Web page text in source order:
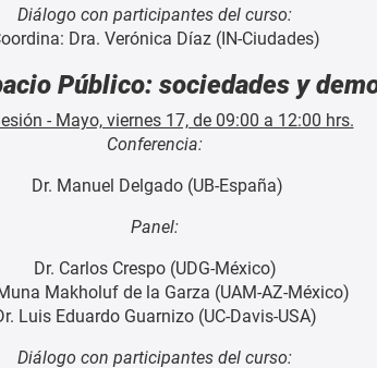
Diálogo con participantes del curso:
Dra. Verónica Díaz (IN-Ciudades)
Público: sociedades y
- Mayo, viernes 17, de 09:00 a 12:00 hrs.
Conferencia:
Dr. Manuel Delgado (UB-España)
Panel:
Dr. Carlos Crespo (UDG-México)
Makholuf de la Garza (UAM-AZ-México)
Luis Eduardo Guarnizo (UC-Davis-USA)
Diálogo con participantes del curso: